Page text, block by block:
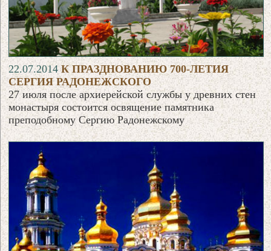
22.07.2014К ПРАЗДНОВАНИЮ 700-ЛЕТИЯ
СЕРГИЯ РАДОНЕЖСКОГО
27 июля после архиерейской службы у древних стен
монастыря состоится освящение памятника
преподобному Сергию Радонежскому